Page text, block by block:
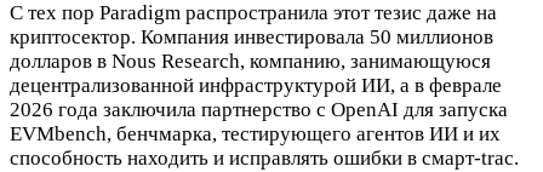
С тех пор Paradigm распространила этот тезис даже на
криптосектор. Компания инвестировала 50 миллионов
долларов в Nous Research, компанию, занимающуюся
децентрализованной инфраструктурой ИИ, а в феврале
2026 года заключила партнерство с OpenAI для запуска
EVMbench, бенчмарка, тестирующего агентов ИИ и их
способность находить и исправлять ошибки в смарт-trac.